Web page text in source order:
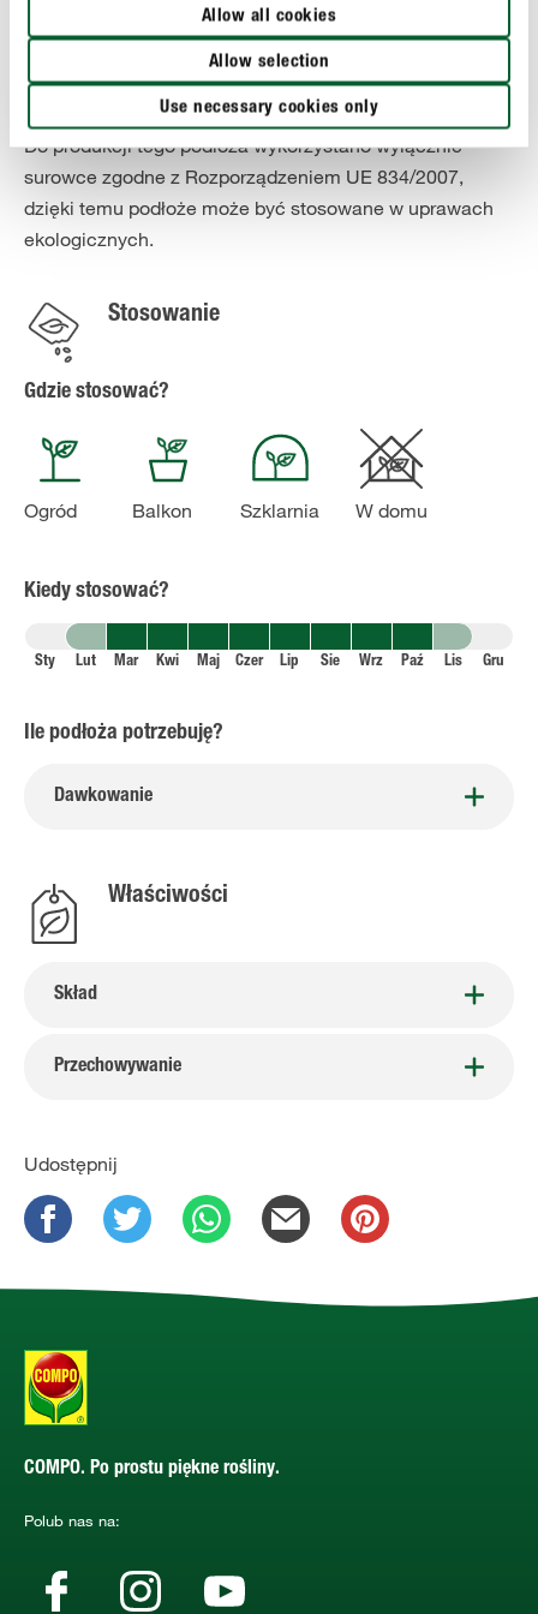
Allow all cookies
Allow selection
Use necessary cookies only
wymogi COMPO, a ścisła kontrola prowadzona przez
niezależne instytuty badawcze w Niemczech gwarantują
najwyższe parametry naszych produktów.
Do produkcji tego podłoża wykorzystano wyłącznie
surowce zgodne z Rozporządzeniem UE 834/2007,
dzięki temu podłoże może być stosowane w uprawach
ekologicznych.
Stosowanie
Gdzie stosować?
Ogród Balkon Szklarnia W domu
Kiedy stosować?
Sty Lut Mar Kwi Maj Czer Lip Sie Wrz Paź Lis Gru
Ile podłoża potrzebuję?
Dawkowanie
Właściwości
Skład
Przechowywanie
Udostępnij
COMPO. Po prostu piękne rośliny.
Polub nas na: